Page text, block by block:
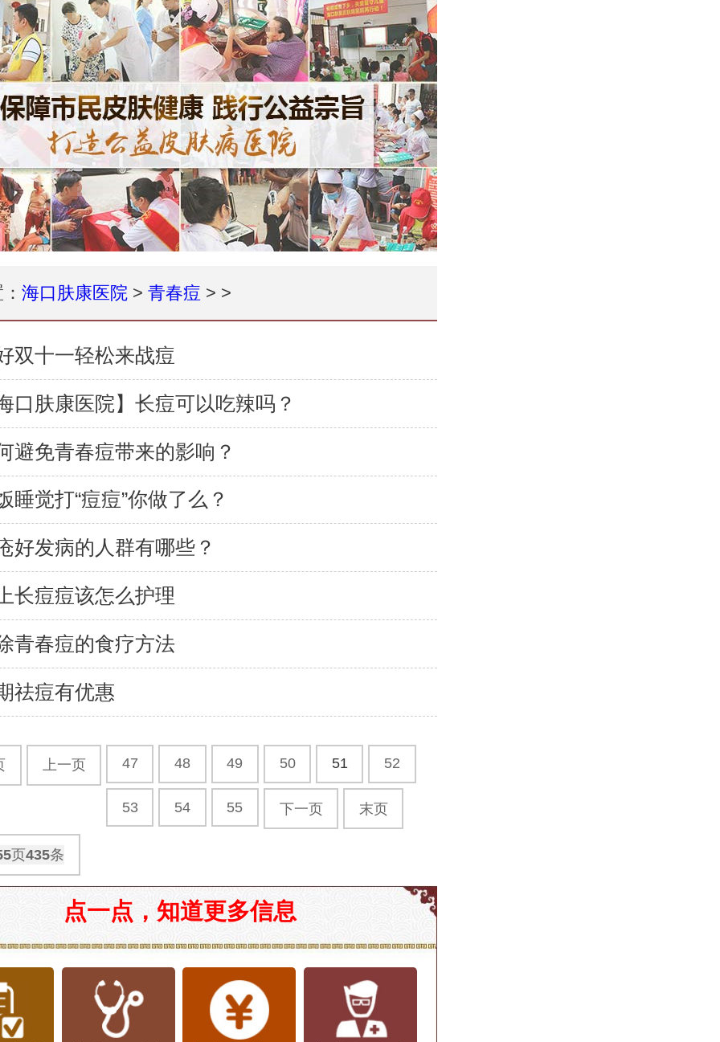
海口肤康医院> 青春痘 > >
双十一轻松来战痘
口肤康医院】长痘可以吃辣吗？
避免青春痘带来的影响？
睡觉打“痘痘”你做了么？
好发病的人群有哪些？
长痘痘该怎么护理
青春痘的食疗方法
祛痘有优惠
上一页 47 48 49 50 51 52
53 54 55 下一页 末页
页435条
点一点，知道更多信息